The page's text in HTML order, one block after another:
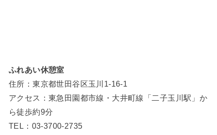
ふれあい休憩室
住所：東京都世田谷区玉川1-16-1
アクセス：東急田園都市線・大井町線「二子玉川駅」か
ら徒歩約9分
TEL：03-3700-2735